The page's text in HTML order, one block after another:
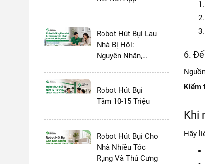
Robot Hút Bụi Lau
Nhà Bị Hôi:
Nguyên Nhân,
Robot Hút Bụi
Tầm 10-15 Triệu
Robot Hút Bụi Cho
Nhà Nhiều Tóc
Rụng Và Thú Cưng
6.
Kiểm
Khi
Hãy